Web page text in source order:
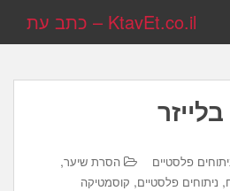
KtavEt.co.il – כתב עת
פלסטיים הסרת שיער,
, ניתוחים פלסטיים, קוסמטיקה